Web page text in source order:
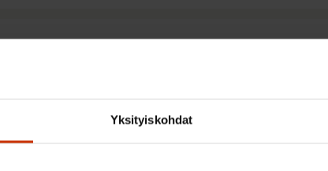
Yksityiskohdat
oli jälleen pettymys